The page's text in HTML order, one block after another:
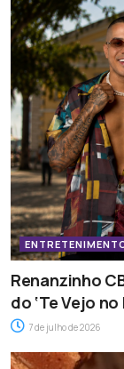
Renanzinho
do ‘Te Vejo no
7 de julho de 2026